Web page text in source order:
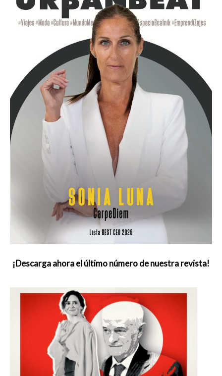
¡Descarga ahora el último número de nuestra revista!